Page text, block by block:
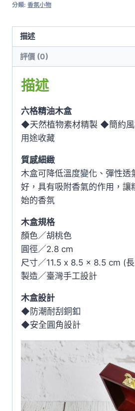
油
盒-
胡
桃
數
量
分類: 香氛小物
描述
評價 (0)
描述
六格精油木盒
◆天然植物素材精製 ◆簡約
用途收藏
質感細緻
木盒可降低溫度變化、彈性透
好，具有吸附香氣的作用，讓
始的香氛
木盒規格
顏色／胡桃色
圓徑／2.8 cm
尺寸／11.5 x 8.5 x 8.5 cm (
製造／臺灣手工設計
木盒設計
◆防潮耐刮銅釦
◆安全圓角設計